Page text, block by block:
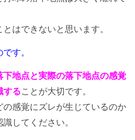
はできないと思います。
す。
下地点と実際の落下地点の感覚
することが大切です。
の感覚にズレが生じているのか
してください。